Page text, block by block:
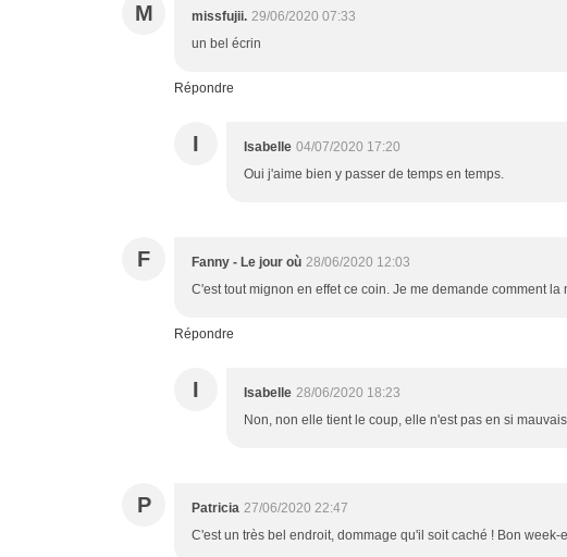
M missfujii. 29/06/2020 07:33
un bel écrin
Répondre
I Isabelle 04/07/2020 17:20
Oui j'aime bien y passer de temps en temps.
F Fanny - Le jour où 28/06/2020 12:03
C'est tout mignon en effet ce coin. Je me demande comment
Répondre
I Isabelle 28/06/2020 18:23
Non, non elle tient le coup, elle n'est pas en si
P Patricia 27/06/2020 22:47
C'est un très bel endroit, dommage qu'il soit caché ! Bon week-